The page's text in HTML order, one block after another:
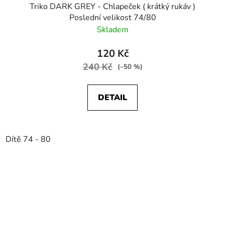
Triko DARK GREY - Chlapeček ( krátký rukáv )
Poslední velikost 74/80
Skladem
120 Kč
240 Kč (–50 %)
DETAIL
Dítě 74 - 80